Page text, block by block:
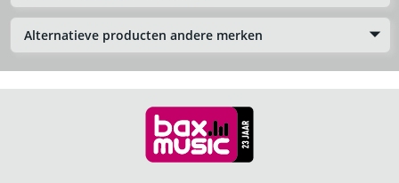
Alternatieve producten andere merken